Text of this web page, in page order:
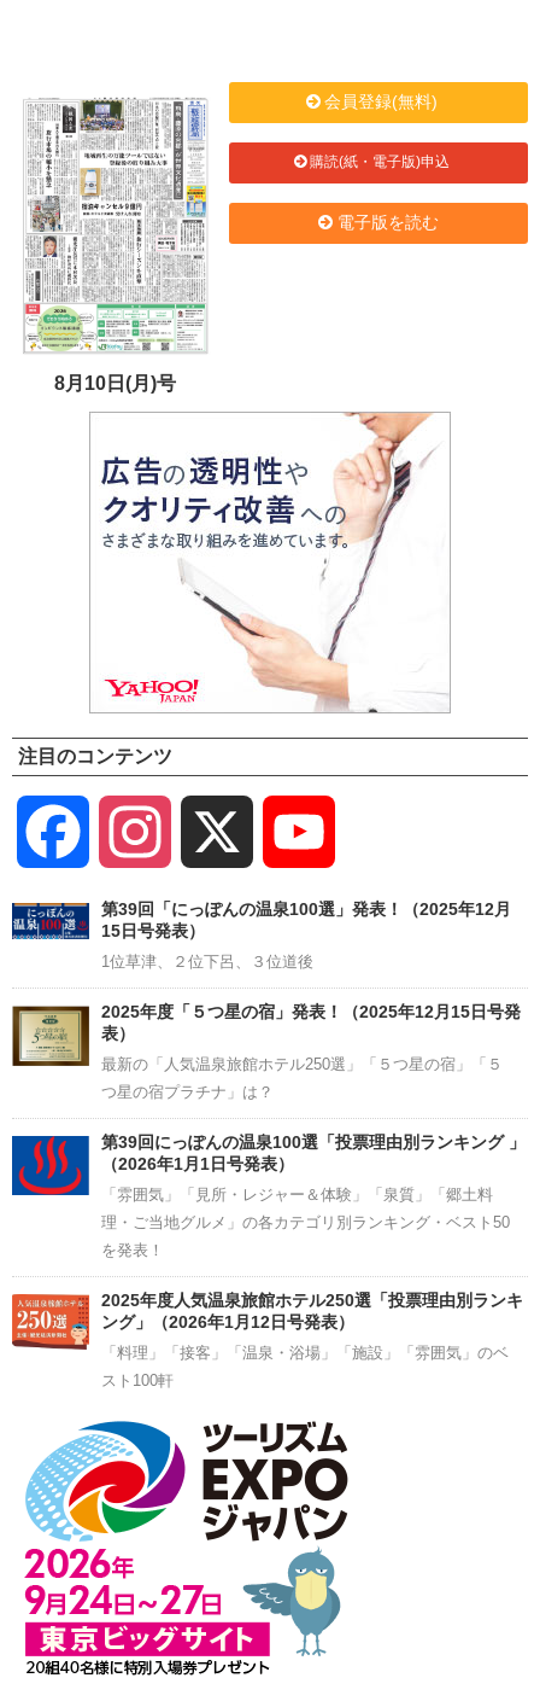
8月10日(月)号
会員登録(無料)
購読(紙・電子版)申込
電子版を読む
注目のコンテンツ
Facebook Instagram
Channel
第39回「にっぽんの温泉100選」発表！（2025年12月
15日号発表）
1位草津、２位下呂、３位道後
2025年度「５つ星の宿」発表！（2025年12月15日号発
表）
最新の「人気温泉旅館ホテル250選」「５つ星の宿」「５
つ星の宿プラチナ」は？
第39回にっぽんの温泉100選「投票理由別ランキング 」
（2026年1月1日号発表）
「雰囲気」「見所・レジャー＆体験」「泉質」「郷土料
理・ご当地グルメ」の各カテゴリ別ランキング・ベスト50
を発表！
2025年度人気温泉旅館ホテル250選「投票理由別ランキ
ング」（2026年1月12日号発表）
「料理」「接客」「温泉・浴場」「施設」「雰囲気」のベ
スト100軒